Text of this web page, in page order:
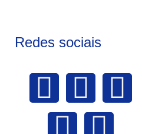
Redes sociais